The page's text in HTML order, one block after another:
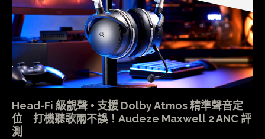
Head-Fi 級靚聲 + 支援 Dolby Atmos 精準聲音定
位 打機聽歌兩不誤！Audeze Maxwell 2 ANC 評
測